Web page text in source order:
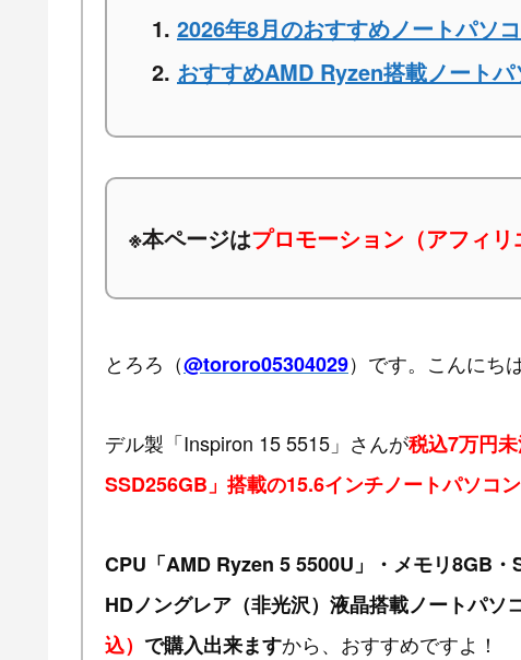
2026年8月のおすすめノートパソ
おすすめAMD Ryzen搭載ノートパ
※本ページはプロモーション（アフィリ
とろろ（@tororo05304029）です。こんにち
デル製「Inspiron 15 5515」さんが税込7万円
SSD256GB」搭載の15.6インチノートパソコン
CPU「AMD Ryzen 5 5500U」・メモリ8GB
HDノングレア（非光沢）液晶搭載ノートパソ
込） で購入出来ますから、おすすめですよ！